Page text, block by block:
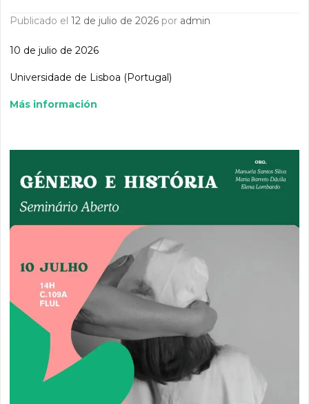
Publicado el12 de julio de 2026 por admin
10 de julio de 2026
Universidade de Lisboa (Portugal)
Más información